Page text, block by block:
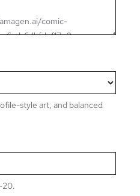
style art, and balanced
20.